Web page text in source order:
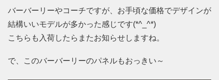
バーバーリーやコーチですが、お手頃な価格でデザインが
結構いいモデルが多かった感じです(*^_^*)
こちらも入荷したらまたお知らせしますね。
で、このバーバーリーのパネルもおっきい～